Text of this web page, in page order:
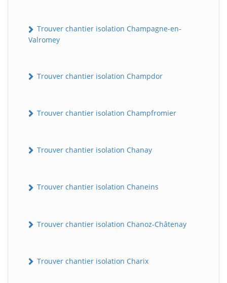
Trouver chantier isolation Champagne-en-
Valromey
Trouver chantier isolation Champdor
Trouver chantier isolation Champfromier
Trouver chantier isolation Chanay
Trouver chantier isolation Chaneins
Trouver chantier isolation Chanoz-Châtenay
Trouver chantier isolation Charix